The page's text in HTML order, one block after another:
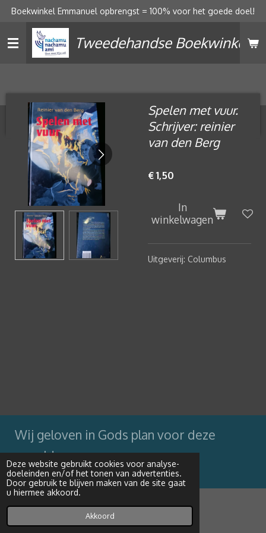
Deze website gebruikt cookies voor analyse-
doeleinden en/of het tonen van advertenties.
Door gebruik te blijven maken van de site gaat
u hiermee akkoord.
Akkoord
Ga
naar
hoofdinhoud
Tweedehandse Boekwinkel
Boekwinkel Emmanuel opbrengst = 100% voor het goede doel!
Spelen met vuur.
Schrijver: reinier
van den Berg
€ 1,50
In
winkelwagen
Uitgeverij: Columbus
Wij geloven in Gods plan voor deze
wereld
Powered byJouwWeb